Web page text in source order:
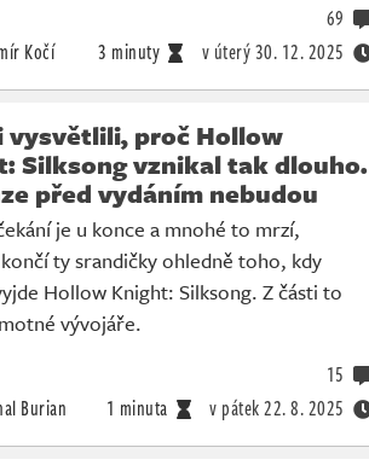
Kočí 3 minuty v úterý30. 12. 2025
69
vysvětlili, proč Hollow
Silksong vznikal tak dlouho.
před vydáním nebudou
je u konce a mnohé to mrzí,
ty srandičky ohledně toho, kdy
Hollow Knight: Silksong. Z části to
vývojáře.
Burian 1 minuta v pátek22. 8. 2025
15